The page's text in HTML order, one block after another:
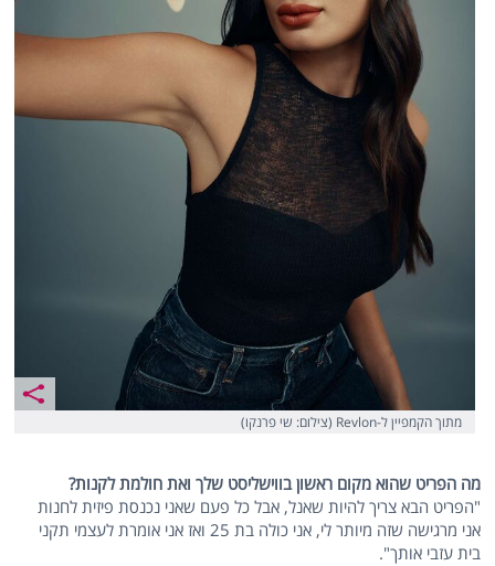
מתוך הקמפיין ל-Revlon (צילום: שי פרנקו)
מה הפריט שהוא מקום ראשון בווישליסט שלך ואת חולמת לקנות?
"הפריט הבא צריך להיות שאנל, אבל כל פעם שאני נכנסת פיזית לחנות
אני מרגישה שזה מיותר לי, אני כולה בת 25 ואז אני אומרת לעצמי תקני
בית עזבי אותך".